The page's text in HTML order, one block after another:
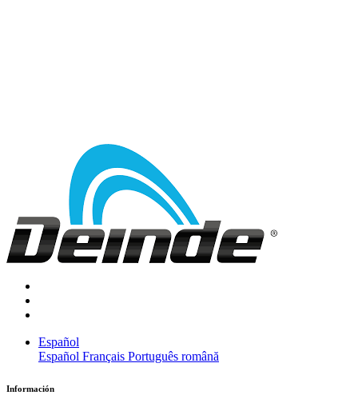
Español
Español Français Português română
Información